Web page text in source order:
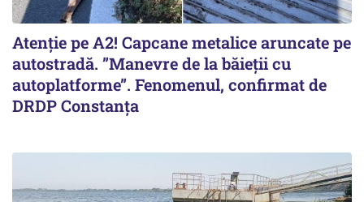
Atenție pe A2! Capcane metalice aruncate pe
autostradă. ”Manevre de la băieții cu
autoplatforme”. Fenomenul, confirmat de
DRDP Constanța